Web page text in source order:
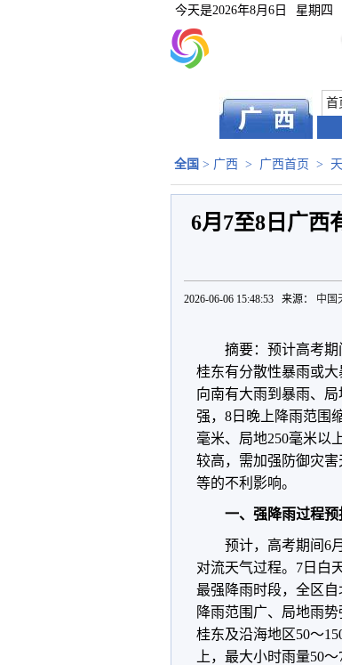
今天是2026年8月6日 星期四
首
全国 > 广西 > 广西首页 >
6月7至8日广西
2026-06-06 15:48:53 来源： 中国
摘要：预计高考
桂东有分散性暴雨或
向南有大雨到暴雨、
强，8日晚上降雨范围
毫米、局地250毫米以
较高，需加强防御灾
等的不利影响。
一、强降雨过程预
预计，高考期间6
对流天气过程。7日白
最强降雨时段，全区
降雨范围广、局地雨
桂东及沿海地区50～
上，最大小时雨量50